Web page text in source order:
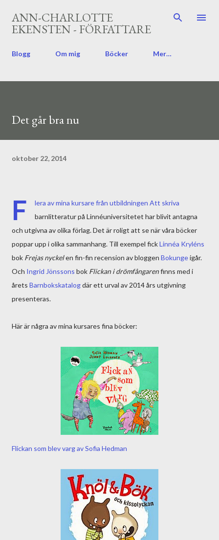
Fortsätt till huvudinnehåll
ANN-CHARLOTTE
EKENSTEN - FÖRFATTARE
Blogg Om mig Böcker Mer…
Det går bra nu
oktober 22, 2014
F
lera av mina kursare från utbildningen Att skriva
barnlitteratur på Linnéuniversitetet har blivit antagna
och utgivna av olika förlag. Det är roligt att se när våra böcker
poppar upp i olika sammanhang. Till exempel fickLinnéa Kryléns
bok Frejas nyckelen fin-fin recension av bloggen Bokungeigår.
Och Ingrid Jönssons bok Flickan i drömfångarenfinns med i
årets Barnbokskatalogdär ett urval av 2014 års utgivning
presenteras.
Här är några av mina kursares fina böcker:
Flickan som blev varg av Sofia Hedman